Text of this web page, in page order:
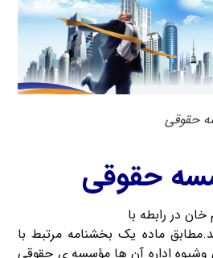
حقوقی
حقوقی
در رابطه با
ماده یک بخشنامه مرتبط با
اداره آن ها مؤسسه ی حقوقی